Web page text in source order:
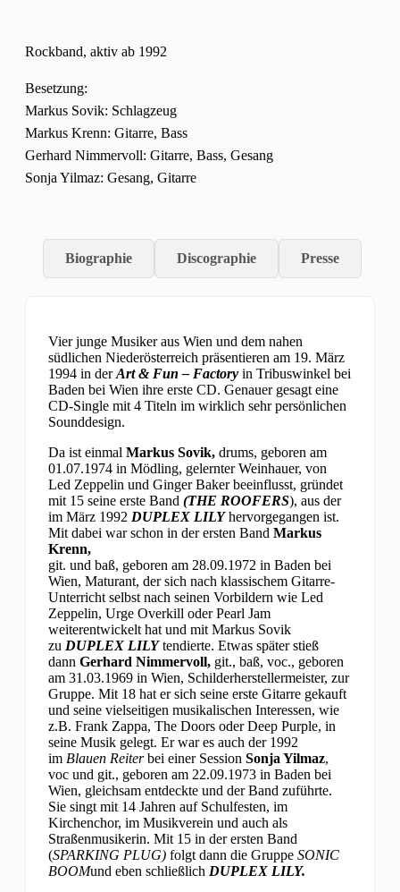
Rockband, aktiv ab 1992
Besetzung:
Markus Sovik: Schlagzeug
Markus Krenn: Gitarre, Bass
Gerhard Nimmervoll: Gitarre, Bass, Gesang
Sonja Yilmaz: Gesang, Gitarre
Biographie Discographie Presse
Vier junge Musiker aus Wien und dem nahen
südlichen Niederösterreich präsentieren am 19. März
1994 in derArt & Fun – Factory in Tribuswinkel bei
Baden bei Wien ihre erste CD. Genauer gesagt eine
CD-Single mit 4 Titeln im wirklich sehr persönlichen
Sounddesign.
Da ist einmal Markus Sovik, drums, geboren am
01.07.1974 in Mödling, gelernter Weinhauer, von
Led Zeppelin und Ginger Baker beeinflusst, gründet
mit 15 seine erste Band (THE ROOFERS), aus der
im März 1992 DUPLEX LILYhervorgegangen ist.
Mit dabei war schon in der ersten Band Markus
Krenn,
git. und baß, geboren am 28.09.1972 in Baden bei
Wien, Maturant, der sich nach klassischem Gitarre-
Unterricht selbst nach seinen Vorbildern wie Led
Zeppelin, Urge Overkill oder Pearl Jam
weiterentwickelt hat und mit Markus Sovik
zu DUPLEX LILYtendierte. Etwas später stieß
dann Gerhard Nimmervoll, git., baß, voc., geboren
am 31.03.1969 in Wien, Schilderherstellermeister, zur
Gruppe. Mit 18 hat er sich seine erste Gitarre gekauft
und seine vielseitigen musikalischen Interessen, wie
z.B. Frank Zappa, The Doors oder Deep Purple, in
seine Musik gelegt. Er war es auch der 1992
im Blauen Reiterbei einer Session Sonja Yilmaz,
voc und git., geboren am 22.09.1973 in Baden bei
Wien, gleichsam entdeckte und der Band zuführte.
Sie singt mit 14 Jahren auf Schulfesten, im
Kirchenchor, im Musikverein und auch als
Straßenmusikerin. Mit 15 in der ersten Band
(SPARKING PLUG) folgt dann die Gruppe SONIC
BOOMund eben schließlich DUPLEX LILY.